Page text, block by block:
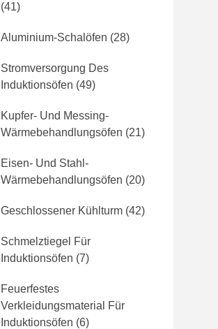
(41)
Aluminium-Schalöfen (28)
Stromversorgung Des
Induktionsöfen (49)
Kupfer- Und Messing-
Wärmebehandlungsöfen (21)
Eisen- Und Stahl-
Wärmebehandlungsöfen (20)
Geschlossener Kühlturm (42)
Schmelztiegel Für
Induktionsöfen (7)
Feuerfestes
Verkleidungsmaterial Für
Induktionsöfen (6)